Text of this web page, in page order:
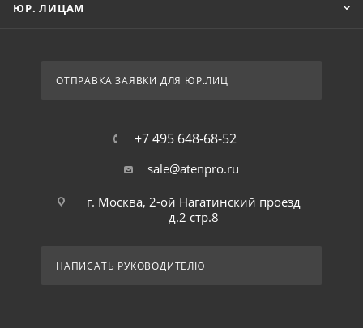
ЮР. ЛИЦАМ
ОТПРАВКА ЗАЯВКИ ДЛЯ ЮР.ЛИЦ
+7 495 648-68-52
sale@atenpro.ru
г. Москва, 2-ой Нагатинский проезд
д.2 стр.8
НАПИСАТЬ РУКОВОДИТЕЛЮ